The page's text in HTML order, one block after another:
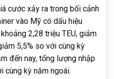
cước xảy ra trong bối cảnh
vào Mỹ có dấu hiệu
2,28 triệu TEU, giảm
5,5% so với cùng kỳ
đến nay, tổng lượng nhập
cùng kỳ năm ngoái.